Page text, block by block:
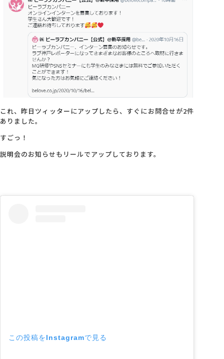
これ、昨日ツィッターにアップしたら、すぐにお問合せが2件
ありました。
すごっ！
説明会のお知らせもリールでアップしております。
この投稿をInstagramで見る